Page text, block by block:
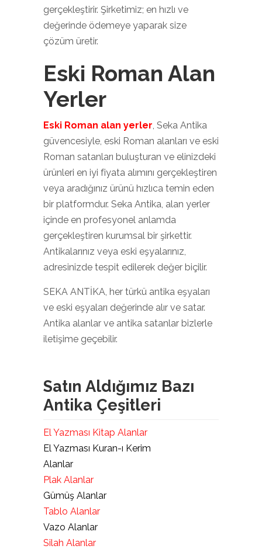
gerçekleştirir. Şirketimiz; en hızlı ve
değerinde ödemeye yaparak size
çözüm üretir.
Eski Roman Alan
Yerler
Eski Roman alan yerler, Seka Antika
güvencesiyle, eski Roman alanları ve eski
Roman satanları buluşturan ve elinizdeki
ürünleri en iyi fiyata alımını gerçekleştiren
veya aradığınız ürünü hızlıca temin eden
bir platformdur. Seka Antika, alan yerler
içinde en profesyonel anlamda
gerçekleştiren kurumsal bir şirkettir.
Antikalarınız veya eski eşyalarınız,
adresinizde tespit edilerek değer biçilir.
SEKA ANTİKA, her türkü antika eşyaları
ve eski eşyaları değerinde alır ve satar.
Antika alanlar ve antika satanlar bizlerle
iletişime geçebilir.
Satın Aldığımız Bazı
Antika Çeşitleri
El Yazması Kitap Alanlar
El Yazması Kuran-ı Kerim
Alanlar
Plak Alanlar
Gümüş Alanlar
Tablo Alanlar
Vazo Alanlar
Silah Alanlar